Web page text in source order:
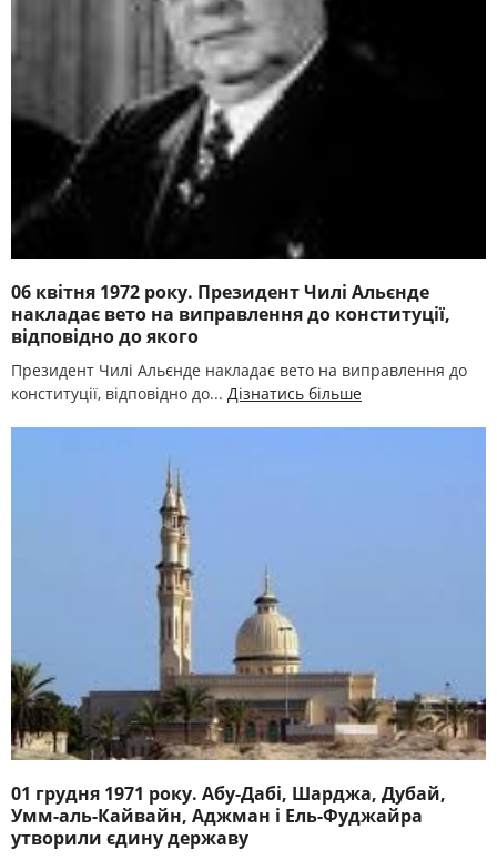
06 квітня 1972 року. Президент Чилі Альєнде
накладає вето на виправлення до конституції,
відповідно до якого
Президент Чилі Альєнде накладає вето на виправлення до
конституції, відповідно до... Дізнатись більше
01 грудня 1971 року. Абу-Дабі, Шарджа, Дубай,
Умм-аль-Кайвайн, Аджман і Ель-Фуджайра
утворили єдину державу